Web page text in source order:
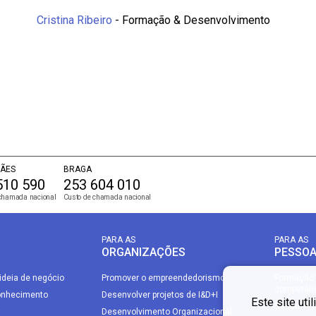
Cristina Ribeiro - Formação & Desenvolvimento
590
nacional
BRAGA
253 604 010
Custo de chamada nacional
de negócio
PARA AS
ORGANIZAÇÕES
Promover o empreendedorismo
Desenvolver projetos de I&D+I
Desenvolvimento Organizacional
PARA AS
Este site